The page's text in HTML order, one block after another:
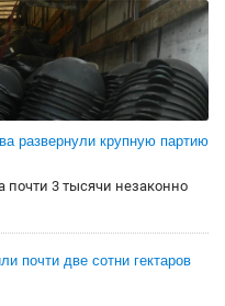
развернули крупную партию
почти 3 тысячи незаконно
почти две сотни гектаров